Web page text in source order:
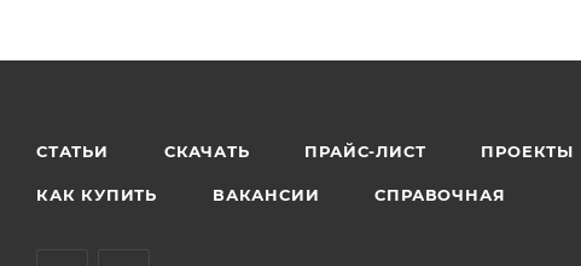
СТАТЬИ СКАЧАТЬ ПРАЙС-ЛИСТ ПРОЕКТЫ
КАК КУПИТЬ ВАКАНСИИ СПРАВОЧНАЯ